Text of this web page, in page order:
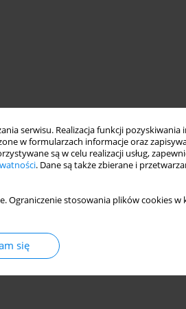
serwisu. Realizacja funkcji
w formularzach informacje oraz
są w celu realizacji usług,
. Dane są także zbierane i
Ograniczenie stosowania plików cookies
się